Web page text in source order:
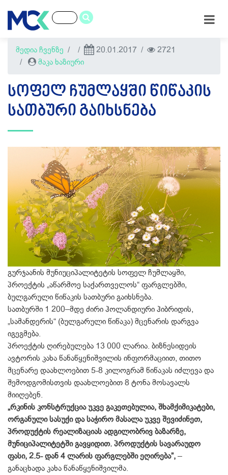
მედია ჩვენზე 20.01.2017
2721
მაკა ხაზიური
ᲡᲝᲤᲔᲚ ᲩᲣᲛᲚᲐᲧᲨᲘ ᲬᲘᲬᲐᲙᲘᲡ
ᲡᲐᲗᲑᲣᲠᲘ ᲒᲐᲘᲮᲡᲜᲔᲑᲐ
გურჯაანის მუნიუციპალიტეტის სოფელ ჩუმლაყში,
პროექტის „აწარმოე საქართველოს“ ფარგლებში,
ბულგარული წიწაკის სათბური გაიხსნება.
სათბურში 1 200–მდე ძირი ჰოლანდიური ჰიბრიდის,
„სამანდერის“ (ბულგარული წიწაკა) მცენარის დარგვა
იგეგმება.
პროექტის ღირებულება 13 000 ლარია. ბიზნესიდეის
ავტორის კახა წანაწყენიშვილის ინფორმაციით, თითო
მცენარე დაახლოებით 5-8 კილოგრამ წიწაკას იძლევა და
შემოდგომისთვის დაახლოებით 8 ტონა მოსავალს
მიიღებენ.
„რკინის კონსტრუქცია უკვე გაკეთებულია, შხამქიმიკატები,
ორგანული სასუქი და საჭირო მასალა უკვე შევიძინეთ,
პროდუქტის რეალიზაციას ადგილობრივ ბაზარზე,
მუნიციპალიტეტში გავყიდით. პროდუქტის სავარაუდო
ფასი, 2.5- დან 4 ლარის ფარგლებში ეღირება”,–
განაცხადა კახა წანაწყენიშვილმა.